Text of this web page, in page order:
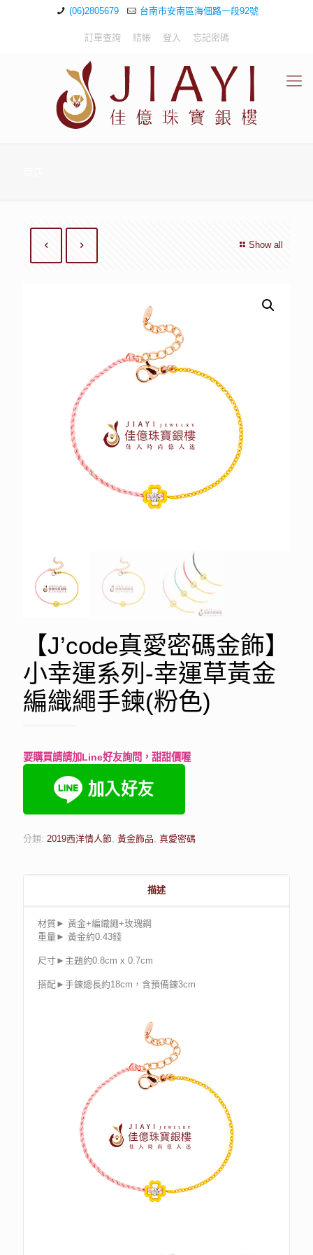
(06)2805679 台南市安南區海佃路一段92號
訂單查詢 結帳 登入 忘記密碼
Show all
【J’code真愛密碼金飾】
小幸運系列-幸運草黃金
編織繩手鍊(粉色)
要購買請請加Line好友詢問，甜甜價喔
分類: 2019西洋情人節, 黃金飾品, 真愛密碼
描述
材質► 黃金+編織繩+玫瑰鋼
重量► 黃金約0.43錢
尺寸►主題約0.8cm x 0.7cm
搭配►手鍊總長約18cm，含預備鍊3cm